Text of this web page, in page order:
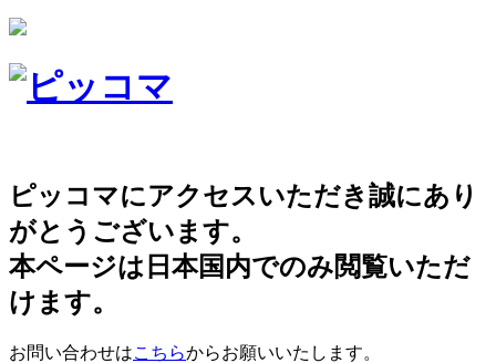
ピッコマにアクセスいただき誠にあり
がとうございます。
本ページは日本国内でのみ閲覧いただ
けます。
お問い合わせはこちらからお願いいたします。